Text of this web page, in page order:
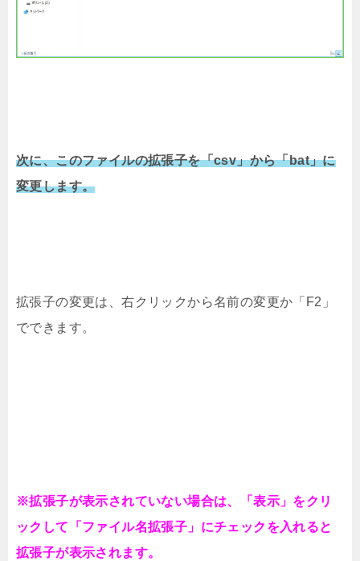
次に、このファイルの拡張子を「csv」から「bat」に
変更します。
拡張子の変更は、右クリックから名前の変更か「F2」
でできます。
※拡張子が表示されていない場合は、「表示」をクリ
ックして「ファイル名拡張子」にチェックを入れると
拡張子が表示されます。